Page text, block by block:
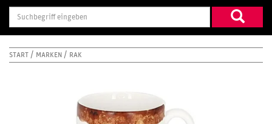
Suchbegriff
eingeben
START MARKEN RAK